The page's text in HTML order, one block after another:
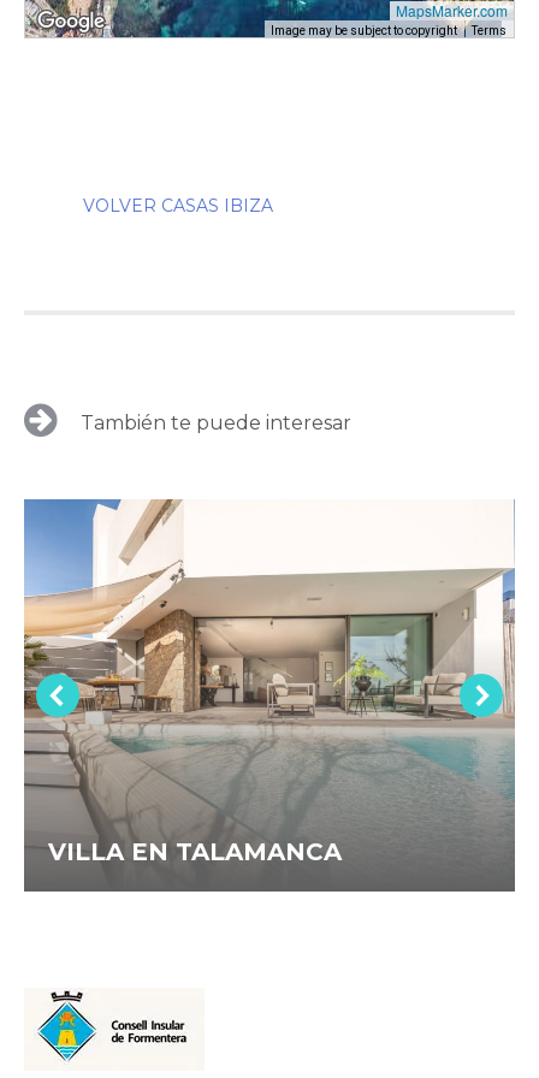
MapsMarker.com
Image may be subject to copyright Terms
VOLVER CASAS IBIZA
También te puede interesar
VILLA EN TALAMANCA